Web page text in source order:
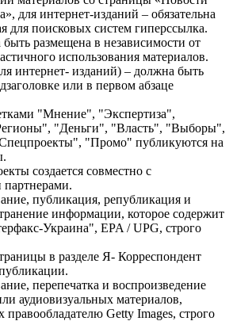
для интернет-изданий – обязательна
для поисковых систем гиперссылка.
размещена в независимости от
использования материалов.
интернет- изданий) – должна быть
или в первом абзаце
"Мнение", "Экспертиза",
"Деньги", "Власть", "Выборы",
"Промо" публикуются на
создается совместно с
публикация, републикация и
информации, которое содержит
Украина", EPA / UPG, строго
в разделе Я- Корреспондент
перепечатка и воспроизведение
аудиовизуальных материалов,
Getty Images, строго